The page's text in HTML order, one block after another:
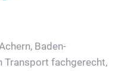
Baden-
Transport fachgerecht,